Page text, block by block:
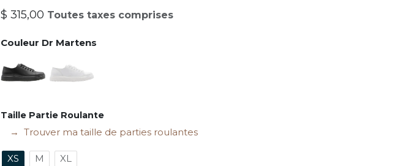
$ 315,00 Toutes taxes comprises
Couleur Dr Martens
Taille Partie Roulante
Trouver ma taille de parties roulantes
XS M XL